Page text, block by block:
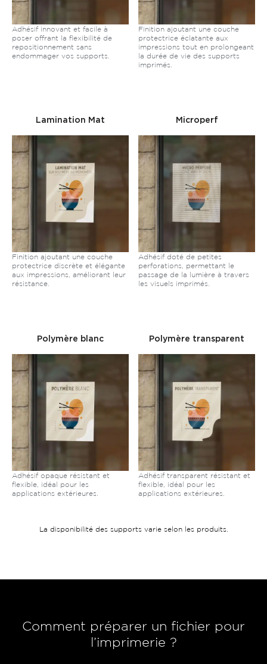
Adhésif innovant et facile à
poser offrant la flexibilité de
repositionnement sans
endommager vos supports.
Finition ajoutant une couche
protectrice éclatante aux
impressions tout en prolongeant
la durée de vie des supports
imprimés.
Lamination Mat
Finition ajoutant une couche
protectrice discrète et élégante
aux impressions, améliorant leur
résistance.
Microperf
Adhésif doté de petites
perforations, permettant le
passage de la lumière à travers
les visuels imprimés.
Polymère blanc
Adhésif opaque résistant et
flexible, idéal pour les
applications extérieures.
Polymère transparent
Adhésif transparent résistant et
flexible, idéal pour les
applications extérieures.
La disponibilité des supports varie selon les produits.
Comment préparer un fichier pour
l’imprimerie ?